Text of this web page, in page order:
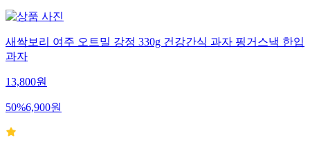
새싹보리 여주 오트밀 강정 330g 건강간식 과자 핑거스낵 한입
과자
13,800원
50%6,900원